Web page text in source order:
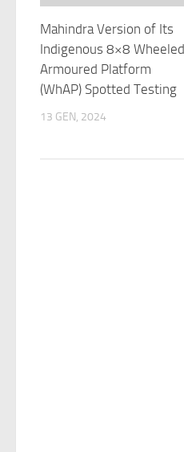
Mahindra Version of Its
Indigenous 8×8 Wheeled
Armoured Platform
(WhAP) Spotted Testing
13 GEN, 2024